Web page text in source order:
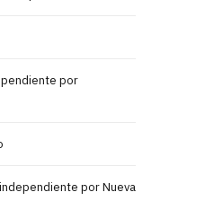
por
por Nueva